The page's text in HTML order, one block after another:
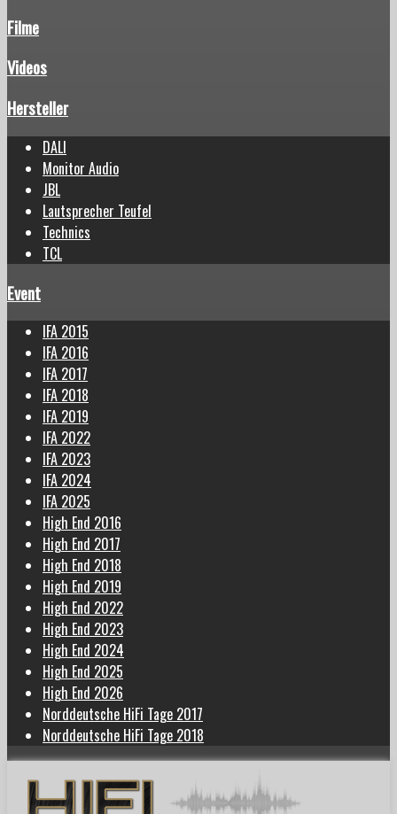
Filme
Videos
Hersteller
DALI
Monitor Audio
JBL
Lautsprecher Teufel
Technics
TCL
Event
IFA 2015
IFA 2016
IFA 2017
IFA 2018
IFA 2019
IFA 2022
IFA 2023
IFA 2024
IFA 2025
High End 2016
High End 2017
High End 2018
High End 2019
High End 2022
High End 2023
High End 2024
High End 2025
High End 2026
Norddeutsche HiFi Tage 2017
Norddeutsche HiFi Tage 2018